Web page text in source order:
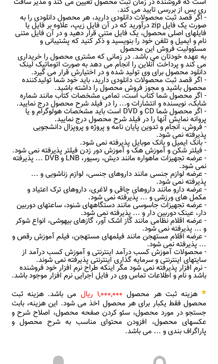
است که فروشنده در زمان ثبت محصول تعیین می کند و مدیر سافت
ری پس از بررسی تایید می کند.
- اگر قصد ثبت محصولات دانلودی دارید، هر محصول دانلودی را به
صورت یک فایل zip درآورید که در آن فایل زیپ، علاوه بر فایل یا
فایلهای اصلی محصول، یک فایل متنی قرار دهید و در آن فایل متنی
نام و ایمیل و تلفن خود را بنویسید و ذکر کنید که پشتیبانی و
مسئوولیت فروش این محصول
به عهده خودتان می باشد. در زمانی که مشتری محصول را خریداری
می کند و پرداخت آنلاین را انجام می دهد به صورت اتوماتیک لینک
دانلود محصول برای وی تولید شده و در اختیارش قرار می گیرد.
- اگر قصد ثبت محصولات دانلودی دارید، باید خود شما تولیدکننده
محصول باشید و مجوز فروش محصول را داشته باشید.
- اگر محصول شما کتاب است، تمامی مشخصات کتاب مانند شماره
شابک، نویسنده و انتشارات و... را در فیلد شرح محصول درج نمایید.
- اگر محصول شما CD و DVD است باید مشخصات هولوگرام و یا
پروانه نمایش آنها را در فیلد شرح محصول درج نمایید.
- فروش، انجام و تدوین پایان نامه و پروژه و پروپزال دانشجویی
پذیرفته نمی شود.
- بانک ایمیل و بانک موبایل پذیرفته نمی شود.
- فیلتر شکن و آموزش هک و آموزش دور زدن فیلتر پذیرفته نمی شود.
- عرضه تجهیزات ماهواره مانند دیش، رسیور، LNB و DVB ... پذیرفته
نمی شود.
- عرضه لوازم جنسی مانند داروهای جنسی، لوازم زناشویی و ...
پذیرفته نمی شود.
- عرضه دارو مانند داروهای چاقی و لاغری، داروهای ترک اعتیاد و
مکمل های ورزشی و ... پذیرفته نمی شود.
- عرضه تجهیزات جاسوسی مانند دستگاههای شنود، ساعتهای دوربین
دار، عینک دوربین دار و ... پذیرفته نمی شود.
- عرضه اقلام نظامی مانند گاز اشک آور، گازهای بیهوشی، انواع شوکر
و ... پذیرفته نمی شود.
- عرضه اقلام مستهجن مانند فیلمهای مستهجن، فیلم آموزش رقص و
... پذیرفته نمی شود.
- محصولات آموزش کسب درآمد اینترنتی و آموزش کسب درآمد از
سایتهای اینترنتی و سرمایه گذاری اینترنتی پذیرفته نمی شوند.
- نرم افزار پذیرفته نمی شود مگر اینکه طراح نرم افزار خود فروشنده
باشد و نام و اطلاعات تماس وی در فایل اجرایی نرم افزار موجود باشد.
هزینه ثبت هر محصول 1,000,000 ریال
می باشد. هزینه ثبت
محصول فقط یکبار برای هر محصول اخذ می شود. این هزینه، بابت
جستجو در مورد محصول، سئو کردن صفحه محصول، اصلاح شرح و
عکسهای محصول، افزودن محتوای مناسب به شرح محصول و
پاراگراف بندی و ... می باشد.